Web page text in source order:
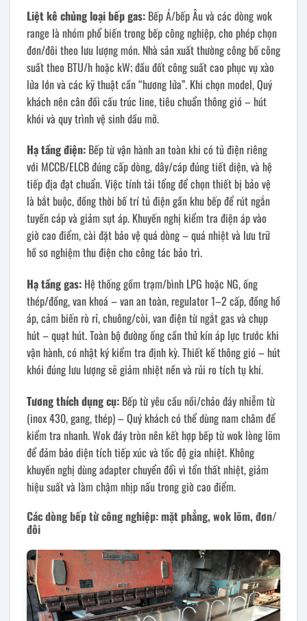
Liệt kê chủng loại bếp gas: Bếp Á/bếp Âu và các dòng wok
range là nhóm phổ biến trong bếp công nghiệp, cho phép chọn
đơn/đôi theo lưu lượng món. Nhà sản xuất thường công bố công
suất theo BTU/h hoặc kW; đầu đốt công suất cao phục vụ xào
lửa lớn và các kỹ thuật cần “hương lửa”. Khi chọn model, Quý
khách nên cân đối cấu trúc line, tiêu chuẩn thông gió – hút
khói và quy trình vệ sinh dầu mỡ.
Hạ tầng điện: Bếp từ vận hành an toàn khi có tủ điện riêng
với MCCB/ELCB đúng cấp dòng, dây/cáp đúng tiết diện, và hệ
tiếp địa đạt chuẩn. Việc tính tải tổng để chọn thiết bị bảo vệ
là bắt buộc, đồng thời bố trí tủ điện gần khu bếp để rút ngắn
tuyến cáp và giảm sụt áp. Khuyến nghị kiểm tra điện áp vào
giờ cao điểm, cài đặt bảo vệ quá dòng – quá nhiệt và lưu trữ
hồ sơ nghiệm thu điện cho công tác bảo trì.
Hạ tầng gas: Hệ thống gồm trạm/bình LPG hoặc NG, ống
thép/đồng, van khoá – van an toàn, regulator 1–2 cấp, đồng hồ
áp, cảm biến rò rỉ, chuông/còi, van điện từ ngắt gas và chụp
hút – quạt hút. Toàn bộ đường ống cần thử kín áp lực trước khi
vận hành, có nhật ký kiểm tra định kỳ. Thiết kế thông gió – hút
khói đúng lưu lượng sẽ giảm nhiệt nền và rủi ro tích tụ khí.
Tương thích dụng cụ: Bếp từ yêu cầu nồi/chảo đáy nhiễm từ
(inox 430, gang, thép) – Quý khách có thể dùng nam châm để
kiểm tra nhanh. Wok đáy tròn nên kết hợp bếp từ wok lòng lõm
để đảm bảo diện tích tiếp xúc và tốc độ gia nhiệt. Không
khuyến nghị dùng adapter chuyển đổi vì tổn thất nhiệt, giảm
hiệu suất và làm chậm nhịp nấu trong giờ cao điểm.
Các dòng bếp từ công nghiệp: mặt phẳng, wok lõm, đơn/
đôi